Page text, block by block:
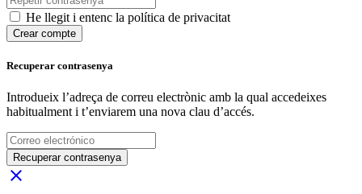
He llegit i entenc la política de privacitat
Crear compte
Recuperar contrasenya
Introdueix l’adreça de correu electrònic amb la qual accedeixes
habitualment i t’enviarem una nova clau d’accés.
Recuperar contrasenya
close